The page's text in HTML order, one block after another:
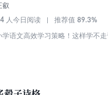
叡
人今日阅读 推荐值 89.3%
学语文高效学习策略！这样学不